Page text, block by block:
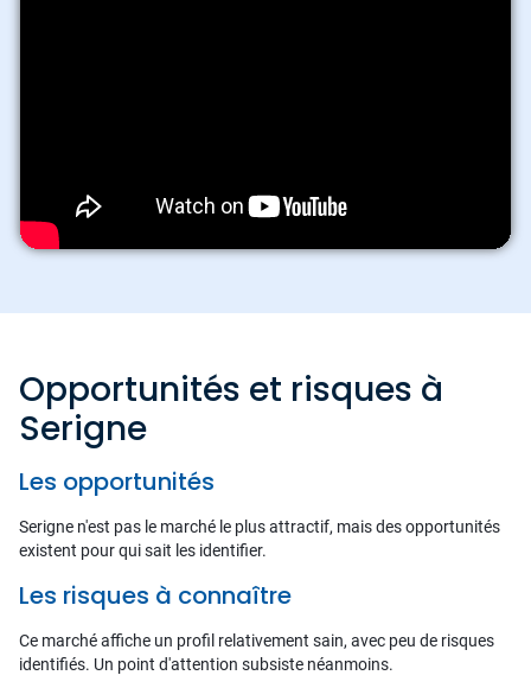
Opportunités et risques à
Serigne
Les opportunités
Serigne n'est pas le marché le plus attractif, mais des opportunités
existent pour qui sait les identifier.
Les risques à connaître
Ce marché affiche un profil relativement sain, avec peu de risques
identifiés. Un point d'attention subsiste néanmoins.